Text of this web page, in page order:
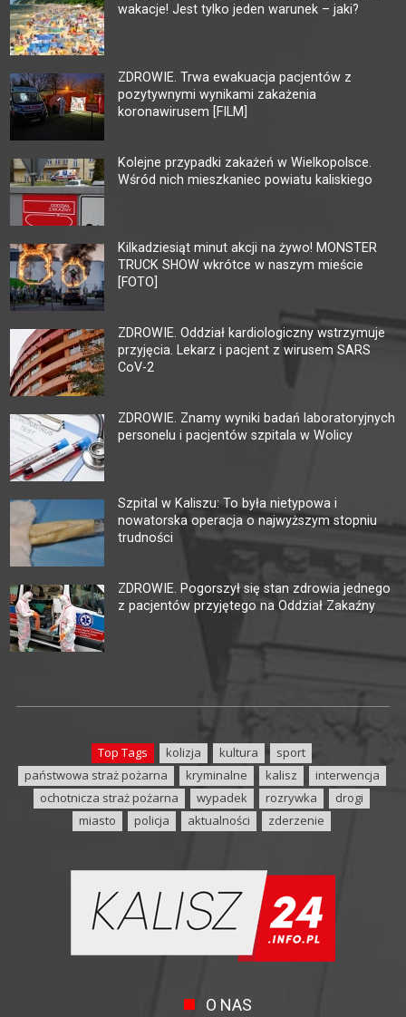
wakacje! Jest tylko jeden warunek – jaki?
ZDROWIE. Trwa ewakuacja pacjentów z
pozytywnymi wynikami zakażenia
koronawirusem [FILM]
Kolejne przypadki zakażeń w Wielkopolsce.
Wśród nich mieszkaniec powiatu kaliskiego
Kilkadziesiąt minut akcji na żywo! MONSTER
TRUCK SHOW wkrótce w naszym mieście
[FOTO]
ZDROWIE. Oddział kardiologiczny wstrzymuje
przyjęcia. Lekarz i pacjent z wirusem SARS
CoV-2
ZDROWIE. Znamy wyniki badań laboratoryjnych
personelu i pacjentów szpitala w Wolicy
Szpital w Kaliszu: To była nietypowa i
nowatorska operacja o najwyższym stopniu
trudności
ZDROWIE. Pogorszył się stan zdrowia jednego
z pacjentów przyjętego na Oddział Zakaźny
Top Tags kolizja kultura
sport
państwowa straż pożarna
kryminalne kalisz
interwencja
ochotnicza straż pożarna
wypadek rozrywka
drogi
miasto
policja aktualności zderzenie
O NAS